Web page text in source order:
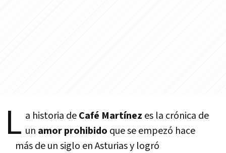
L a historia deCafé Martínez es la crónica de
un amor prohibido que se empezó hace
más de un siglo en Asturias y logró